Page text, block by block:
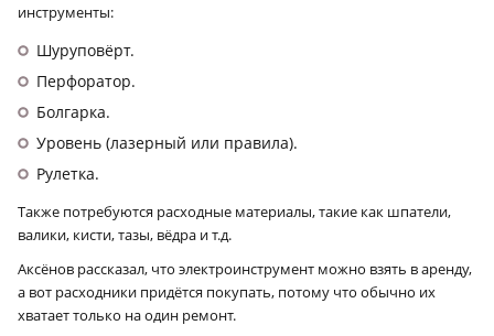
инструменты:
Шуруповёрт.
Перфоратор.
Болгарка.
Уровень (лазерный или правила).
Рулетка.
Также потребуются расходные материалы, такие как шпатели,
валики, кисти, тазы, вёдра и т.д.
Аксёнов рассказал, что электроинструмент можно взять в аренду,
а вот расходники придётся покупать, потому что обычно их
хватает только на один ремонт.